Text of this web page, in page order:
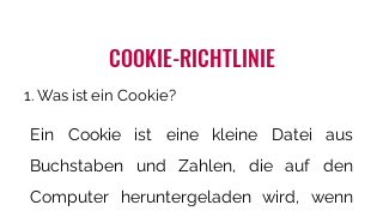
COOKIE-RICHTLINIE
1. Was ist ein Cookie?
Ein Cookie ist eine kleine Datei aus
Buchstaben und Zahlen, die auf den
Computer heruntergeladen wird, wenn